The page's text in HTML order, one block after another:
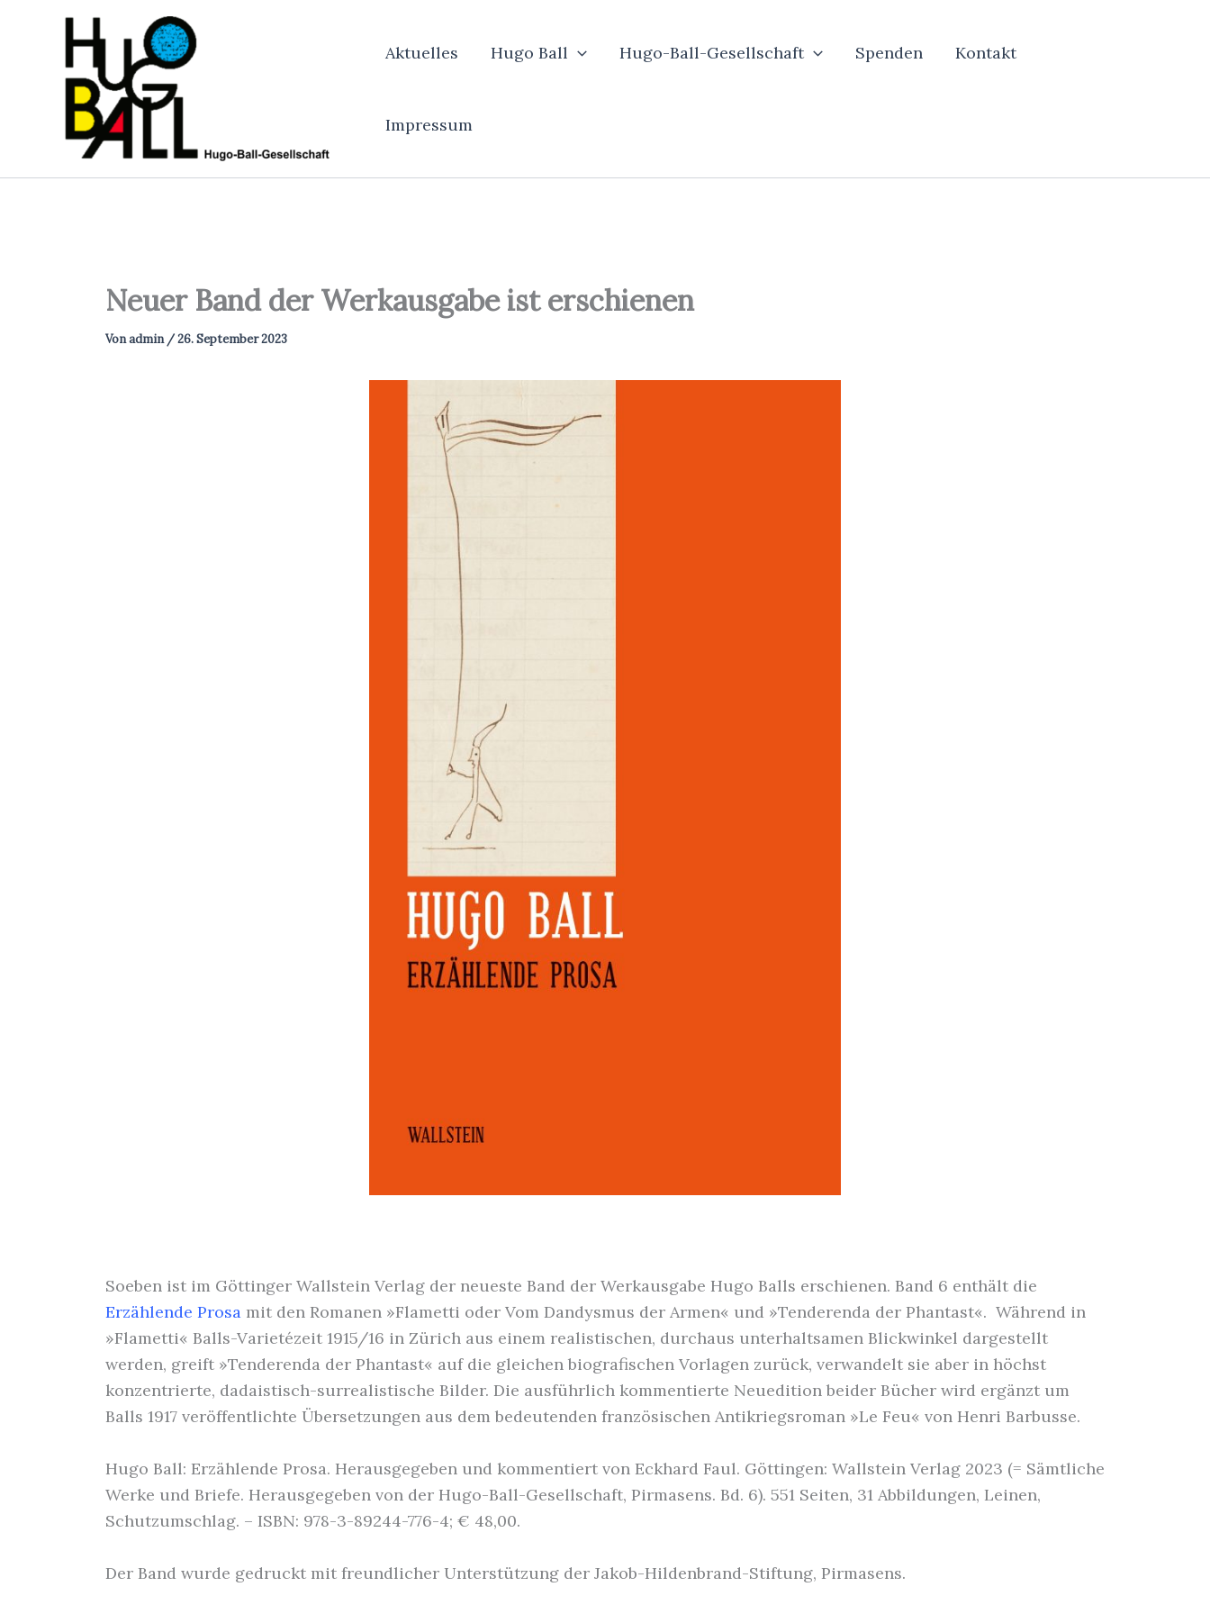
springen
Aktuelles Hugo Ball Hugo-Ball-Gesellschaft Spenden Kontakt
Impressum
Neuer Band der Werkausgabe ist erschienen
Vonadmin /26. September 2023
Soeben ist im Göttinger Wallstein Verlag der neueste Band der Werkausgabe Hugo Balls erschienen. Band 6 enthält die
Erzählende Prosa mit den Romanen »Flametti oder Vom Dandysmus der Armen« und »Tenderenda der Phantast«. Während in
»Flametti« Balls-Varietézeit 1915/16 in Zürich aus einem realistischen, durchaus unterhaltsamen Blickwinkel dargestellt
werden, greift »Tenderenda der Phantast« auf die gleichen biografischen Vorlagen zurück, verwandelt sie aber in höchst
konzentrierte, dadaistisch-surrealistische Bilder. Die ausführlich kommentierte Neuedition beider Bücher wird ergänzt um
Balls 1917 veröffentlichte Übersetzungen aus dem bedeutenden französischen Antikriegsroman »Le Feu« von Henri Barbusse.
Hugo Ball: Erzählende Prosa. Herausgegeben und kommentiert von Eckhard Faul. Göttingen: Wallstein Verlag 2023 (= Sämtliche
Werke und Briefe. Herausgegeben von der Hugo-Ball-Gesellschaft, Pirmasens. Bd. 6). 551 Seiten, 31 Abbildungen, Leinen,
Schutzumschlag. – ISBN: 978-3-89244-776-4; € 48,00.
Der Band wurde gedruckt mit freundlicher Unterstützung der Jakob-Hildenbrand-Stiftung, Pirmasens.